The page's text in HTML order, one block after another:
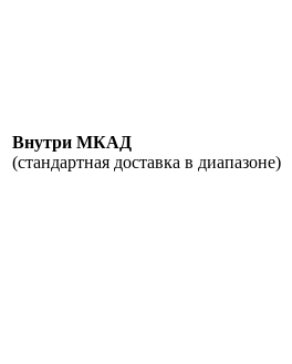
Внутри МКАД
(стандартная доставка в диапазоне)